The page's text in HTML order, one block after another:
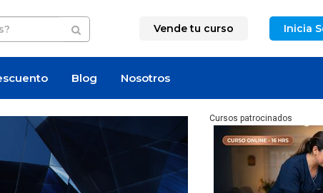
Vende tu curso Inicia
Blog Nosotros
Cursos patrocinados